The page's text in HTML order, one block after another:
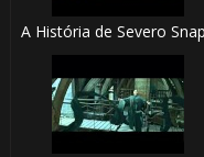
A História de Severo